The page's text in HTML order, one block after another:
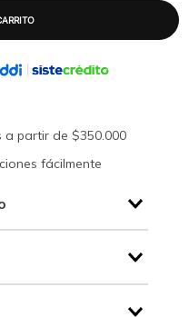
a partir de $350.000
fácilmente